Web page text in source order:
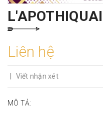
Liên hệ
Viết nhận xét
MÔ TẢ: